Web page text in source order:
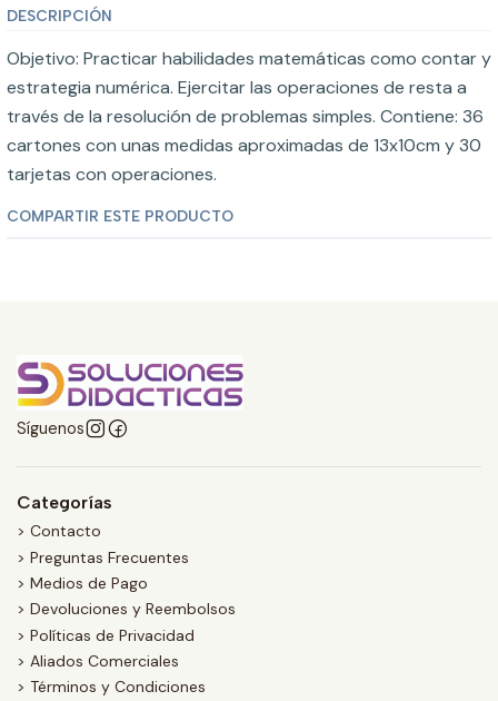
DESCRIPCIÓN
Objetivo: Practicar habilidades matemáticas como contar y
estrategia numérica. Ejercitar las operaciones de resta a
través de la resolución de problemas simples. Contiene: 36
cartones con unas medidas aproximadas de 13x10cm y 30
tarjetas con operaciones.
COMPARTIR ESTE PRODUCTO
Síguenos
Categorías
> Contacto
> Preguntas Frecuentes
> Medios de Pago
> Devoluciones y Reembolsos
> Políticas de Privacidad
> Aliados Comerciales
> Términos y Condiciones